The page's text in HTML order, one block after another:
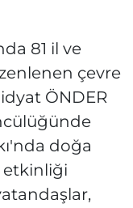
81 il ve
çevre
ÖNDER
doğa
etkinliği